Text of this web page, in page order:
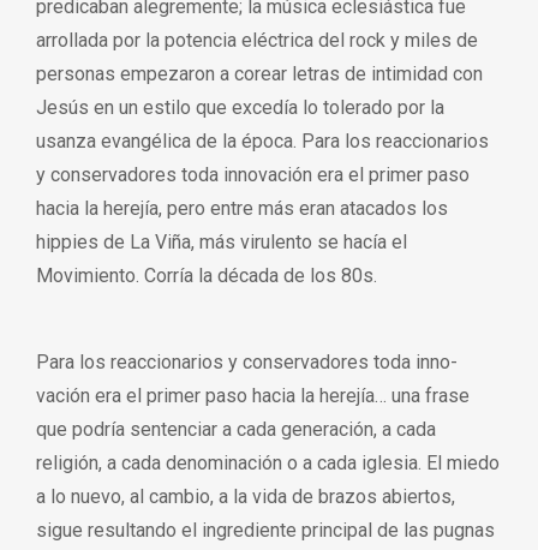
predicaban alegremente; la música eclesiástica fue
arrollada por la potencia eléctrica del rock y miles de
personas empezaron a corear letras de intimidad con
Jesús en un estilo que excedía lo tolerado por la
usanza evangélica de la época. Para los reaccionarios
y conservadores toda innovación era el primer paso
hacia la herejía, pero entre más eran atacados los
hippies de La Viña, más virulento se hacía el
Movimiento. Corría la década de los 80s.
Para los reaccionarios y conservadores toda inno-
vación era el primer paso hacia la herejía… una frase
que podría sentenciar a cada generación, a cada
religión, a cada denominación o a cada iglesia. El miedo
a lo nuevo, al cambio, a la vida de brazos abiertos,
sigue resultando el ingrediente principal de las pugnas